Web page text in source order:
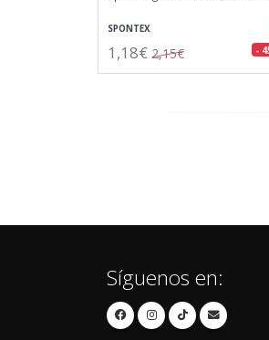
SPONTEX
1,18€ 2,15€ -
Síguenos en: